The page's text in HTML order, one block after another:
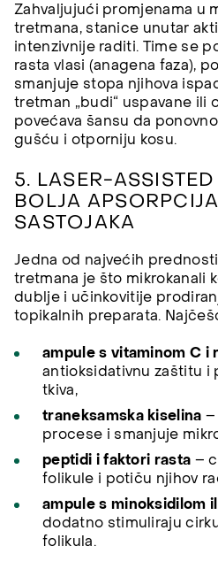
Zahvaljujući promjenama u
tretmana, stanice unutar
intenzivnije raditi. Time se
rasta vlasi (anagena faza),
smanjuje stopa njihova
tretman „budi“ uspavane ili
povećava šansu da
gušću i otporniju kosu.
5. LASER-
BOLJA
SASTOJAKA
Jedna od najvećih
tretmana je što mikrokanali
dublje i učinkovitije
topikalnih preparata.
ampule s vitaminom C i
antioksidativnu zaštitu i
tkiva,
traneksamska kiselina –
procese i smanjuje
peptidi i faktori rasta –
folikule i potiču njihov
ampule s minoksidilom
dodatno stimuliraju
folikula.